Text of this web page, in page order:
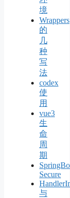
境
Wrappers
的
几
种
写
法
codex
使
用
vue3
生
命
周
期
Secure
与